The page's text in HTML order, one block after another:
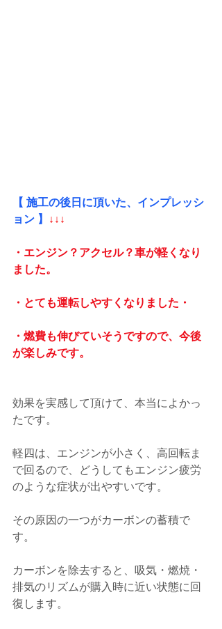
【 施工の後日に頂いた、インプレッシ
ョン 】
↓↓↓
・エンジン？アクセル？車が軽くなり
ました。
・とても運転しやすくなりました・
・燃費も伸びていそうですので、今後
が楽しみです。
効果を実感して頂けて、本当によかっ
たです。
軽四は、エンジンが小さく、高回転ま
で回るので、どうしてもエンジン疲労
のような症状が出やすいです。
その原因の一つがカーボンの蓄積で
す。
カーボンを除去すると、吸気・燃焼・
排気のリズムが購入時に近い状態に回
復します。